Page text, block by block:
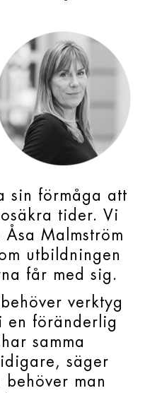
sin förmåga att
tider. Vi
Malmström
utbildningen
får med sig.
verktyg
en föränderlig
samma
säger
behöver man